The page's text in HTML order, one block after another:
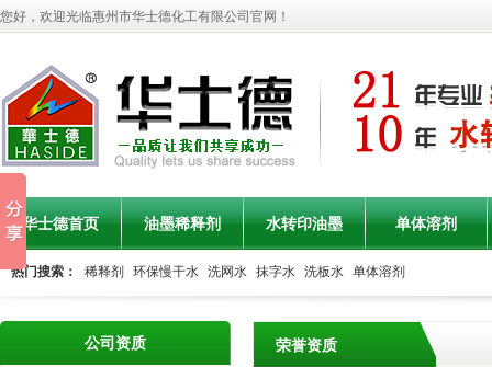
您好，欢迎光临惠州市华士德化工有限公司官网！
华士德首页 油墨稀释剂 水转印油墨 单体溶剂
联系华士德 水转印油墨产品
热门搜索： 稀释剂 环保慢干水 洗网水 抹字水 洗板水 单体溶剂
公司资质 荣誉资质